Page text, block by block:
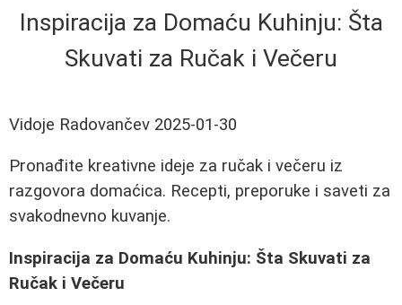
Inspiracija za Domaću Kuhinju: Šta
Skuvati za Ručak i Večeru
Vidoje Radovančev 2025-01-30
Pronađite kreativne ideje za ručak i večeru iz
razgovora domaćica. Recepti, preporuke i saveti za
svakodnevno kuvanje.
Inspiracija za Domaću Kuhinju: Šta Skuvati za
Ručak i Večeru